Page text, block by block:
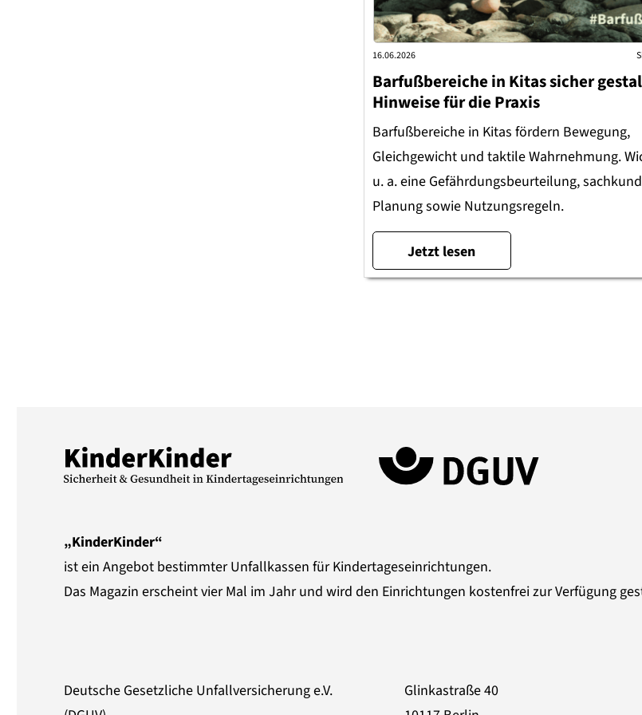
16.06.2026
Barfußbereiche in Kitas sicher
Hinweise für die Praxis
Barfußbereiche in Kitas fördern Bewegung,
Gleichgewicht und taktile Wahrnehmung.
u. a. eine Gefährdungsbeurteilung,
Planung sowie Nutzungsregeln.
Jetzt lesen
„KinderKinder“
ist ein Angebot bestimmter Unfallkassen für Kindertageseinrichtungen.
Das Magazin erscheint vier Mal im Jahr und wird den Einrichtungen kostenfrei zur Verfügung
Deutsche Gesetzliche Unfallversicherung e.V.
Glinkastraße 40